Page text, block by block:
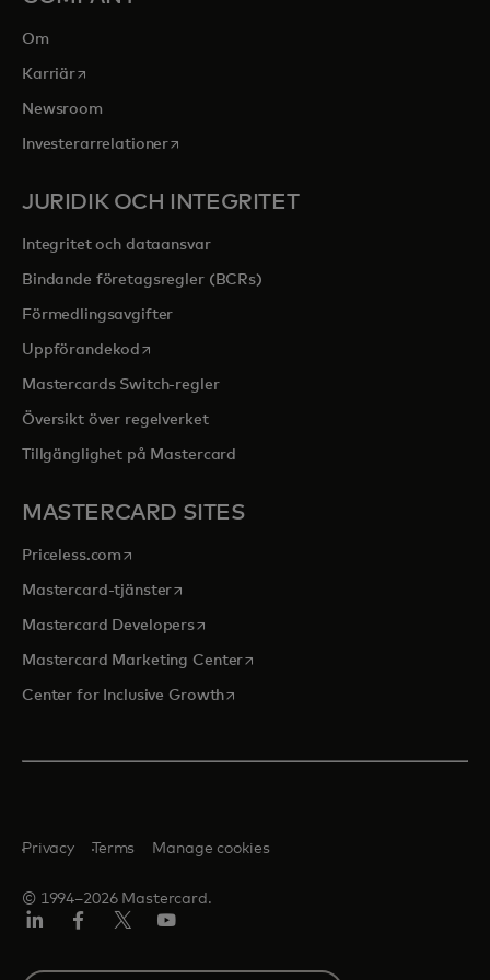
Om
Karriäropens in a new tab
Newsroom
Investerarrelationeropens in a new tab
JURIDIK OCH INTEGRITET
Integritet och dataansvar
Bindande företagsregler (BCRs)
Förmedlingsavgifter
Uppförandekod opens in a new tab
Mastercards Switch-regler
Översikt över regelverket
Tillgänglighet på Mastercard
MASTERCARD SITES
Priceless.com opens in a new tab
Mastercard-tjänsteropens in a new tab
Mastercard Developersopens in a new tab
Mastercard Marketing Centeropens in a new tab
Center for Inclusive Growthopens in a new tab
© 1994–2026 Mastercard.
Privacy Terms Manage cookies